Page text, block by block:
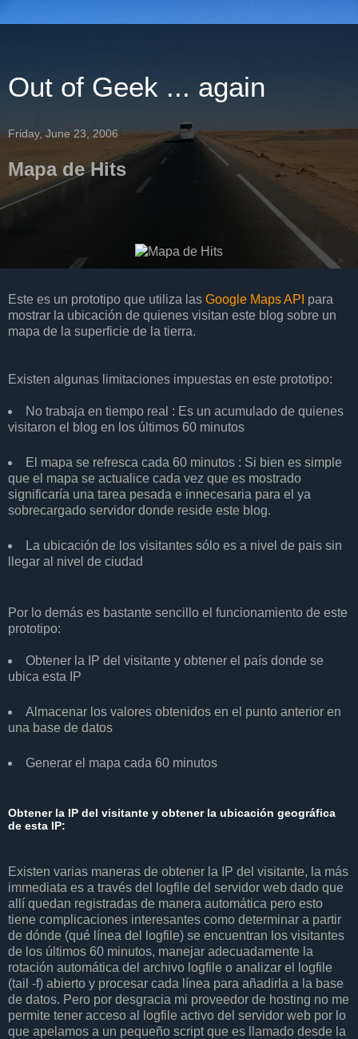
Out of Geek ... again
Friday, June 23, 2006
Mapa de Hits
Este es un prototipo que utiliza las Google Maps API para
mostrar la ubicación de quienes visitan este blog sobre un
mapa de la superficie de la tierra.
Existen algunas limitaciones impuestas en este prototipo:
No trabaja en tiempo real : Es un acumulado de quienes
visitaron el blog en los últimos 60 minutos
El mapa se refresca cada 60 minutos : Si bien es simple
que el mapa se actualice cada vez que es mostrado
significaría una tarea pesada e innecesaria para el ya
sobrecargado servidor donde reside este blog.
La ubicación de los visitantes sólo es a nivel de pais sin
llegar al nivel de ciudad
Por lo demás es bastante sencillo el funcionamiento de este
prototipo:
Obtener la IP del visitante y obtener el país donde se
ubica esta IP
Almacenar los valores obtenidos en el punto anterior en
una base de datos
Generar el mapa cada 60 minutos
Obtener la IP del visitante y obtener la ubicación geográfica
de esta IP:
Existen varias maneras de obtener la IP del visitante, la más
immediata es a través del logfile del servidor web dado que
allí quedan registradas de manera automática pero esto
tiene complicaciones interesantes como determinar a partir
de dónde (qué línea del logfile) se encuentran los visitantes
de los últimos 60 minutos, manejar adecuadamente la
rotación automática del archivo logfile o analizar el logfile
(tail -f) abierto y procesar cada línea para añadirla a la base
de datos. Pero por desgracia mi proveedor de hosting no me
permite tener acceso al logfile activo del servidor web por lo
que apelamos a un pequeño script que es llamado desde la